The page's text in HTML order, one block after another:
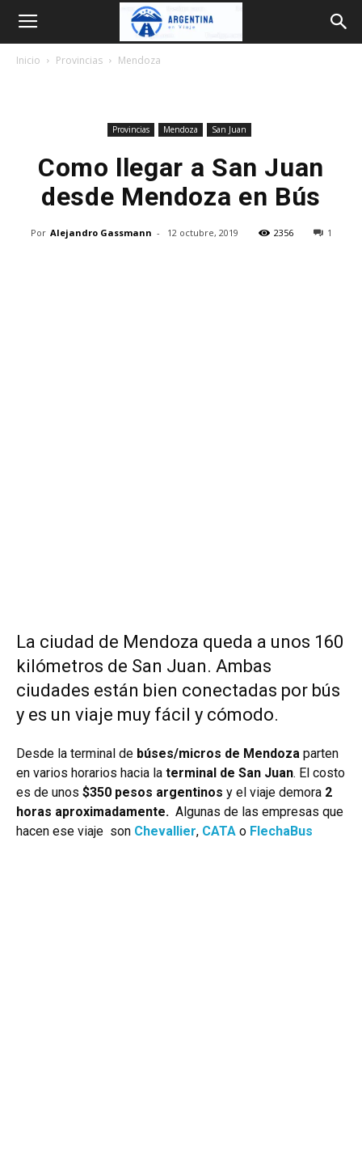
Argentina
Inicio Provincias Mendoza
Provincias Mendoza San Juan
Como llegar a San Juan
desde Mendoza en Bús
Por Alejandro Gassmann - 12 octubre, 2019 2356 1
La ciudad de Mendoza queda a unos 160
kilómetros de San Juan. Ambas
ciudades están bien conectadas por bús
y es un viaje muy fácil y cómodo.
Desde la terminal de búses/micros de Mendoza parten
en varios horarios hacia la terminal de San Juan. El costo
es de unos $350 pesos argentinos y el viaje demora 2
horas aproximadamente. Algunas de las empresas que
hacen ese viaje son Chevallier, CATA o FlechaBus